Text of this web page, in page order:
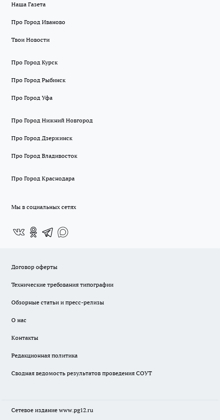
Наша Газета
Про Город Иваново
Твои Новости
Про Город Курск
Про Город Рыбинск
Про Город Уфа
Про Город Нижний Новгород
Про Город Дзержинск
Про Город Владивосток
Про Город Краснодара
Мы в социальных сетях
Договор оферты
Технические требования типографии
Обзорные статьи и пресс-релизы
О нас
Контакты
Редакционная политика
Сводная ведомость результатов проведения СОУТ
Сетевое издание www.pg12.ru